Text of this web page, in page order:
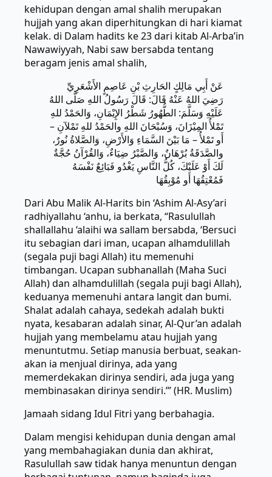
kehidupan dengan amal shalih merupakan
hujjah yang akan diperhitungkan di hari kiamat
kelak. di Dalam hadits ke 23 dari kitab Al-Arba’in
Nawawiyyah, Nabi saw bersabda tentang
beragam jenis amal shalih,
عَنْ أَبِي مَالِكٍ الحَارِثِ بْنِ عَاصِمٍ الأَشْعَرِيِّ
رَضِيَ اللهُ عَنْهُ قَالَ: قَالَ رَسُولُ اللهِ صَلَّى اللهُ
عَلَيْهِ وَسَلَّمَ: الطُّهُورُ شَطْرُ الإِيْمَانِ، وَالحَمْدُ للهِ
تَمْلأُ المِيْزَانَ، وَسُبْحَانَ اللهِ والحَمْدُ للهِ تَمْلآنِ –
أَو تَمْلأُ – مَا بَيْنَ السَّمَاءِ وَالأَرْضِ، وَالصَّلاةُ نُورٌ،
والصَّدَقَةُ بُرْهَانٌ، وَالصَّبْرُ ضِيَاءٌ، وَالقُرْآنُ حُجَّةٌ
لَكَ أَوْ عَلَيْكَ، كُلُّ النَّاسِ يَغْدُو فَبَائِعٌ نَفْسَهُ
فَمُعْتِقُهَا أَو مُوْبِقُهَا
Dari Abu Malik Al-Harits bin ‘Ashim Al-Asy’ari
radhiyallahu ‘anhu, ia berkata, “Rasulullah
shallallahu ‘alaihi wa sallam bersabda, ‘Bersuci
itu sebagian dari iman, ucapan alhamdulillah
(segala puji bagi Allah) itu memenuhi
timbangan. Ucapan subhanallah (Maha Suci
Allah) dan alhamdulillah (segala puji bagi Allah),
keduanya memenuhi antara langit dan bumi.
Shalat adalah cahaya, sedekah adalah bukti
nyata, kesabaran adalah sinar, Al-Qur’an adalah
hujjah yang membelamu atau hujjah yang
menuntutmu. Setiap manusia berbuat, seakan-
akan ia menjual dirinya, ada yang
memerdekakan dirinya sendiri, ada juga yang
membinasakan dirinya sendiri.’” (HR. Muslim)
Jamaah sidang Idul Fitri yang berbahagia.
Dalam mengisi kehidupan dunia dengan amal
yang membahagiakan dunia dan akhirat,
Rasulullah saw tidak hanya menuntun dengan